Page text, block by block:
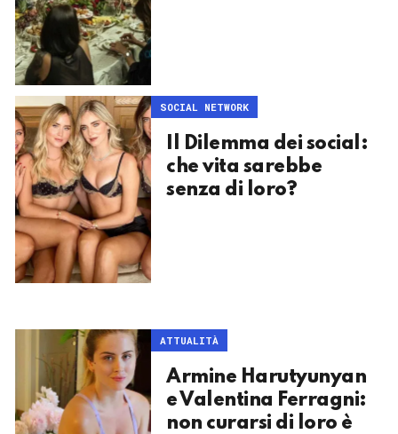
SOCIAL NETWORK
Il Dilemma dei social:
che vita sarebbe
senza di loro?
ATTUALITÀ
Armine Harutyunyan
e Valentina Ferragni:
non curarsi di loro è